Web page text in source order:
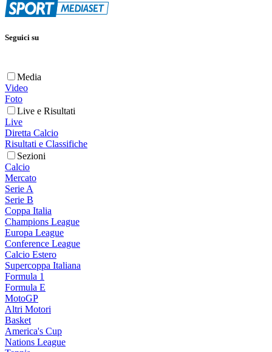
Seguici su
Media
Video
Foto
Live e Risultati
Live
Diretta Calcio
Risultati e Classifiche
Sezioni
Calcio
Mercato
Serie A
Serie B
Coppa Italia
Champions League
Europa League
Conference League
Calcio Estero
Supercoppa Italiana
Formula 1
Formula E
MotoGP
Altri Motori
Basket
America's Cup
Nations League